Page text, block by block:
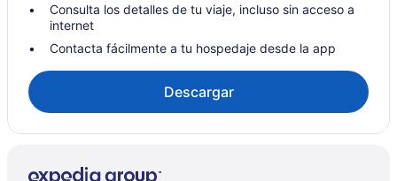
Villas en Punta Cana
Apart-Hoteles en Residencial Bavaro Punta Cana
Resorts en Residencial Bavaro Punta Cana
Apartamentos en Residencial Bavaro Punta Cana
Hoteles de Independent en Residencial Bavaro Punta Cana
Consulta los detalles de tu viaje, incluso sin acceso a
internet
Contacta fácilmente a tu hospedaje desde la app
Descargar